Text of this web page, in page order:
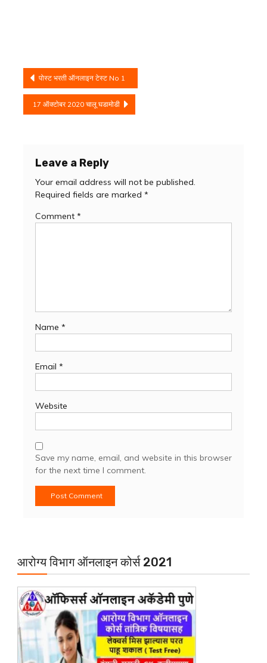
Post
navigation
पोस्ट भरती ऑनलाइन टेस्ट No 1
17 ऑक्टोबर 2020 चालू घडामोडी
Leave a Reply
Your email address will not be published.
Required fields are marked *
Comment *
Name *
Email *
Website
Save my name, email, and website in this browser
for the next time I comment.
आरोग्य विभाग ऑनलाइन कोर्स 2021